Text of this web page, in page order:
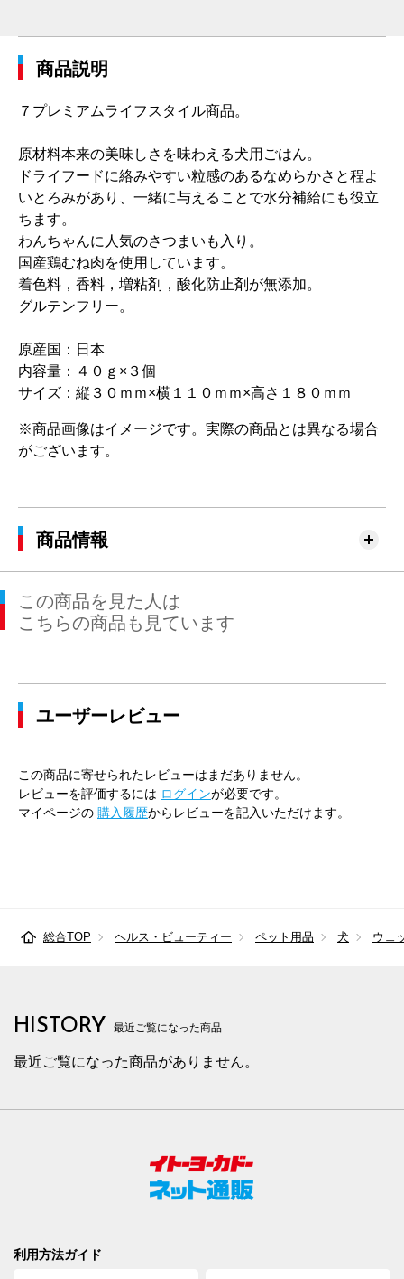
商品説明
７プレミアムライフスタイル商品。
原材料本来の美味しさを味わえる犬用ごはん。
ドライフードに絡みやすい粒感のあるなめらかさと程よ
いとろみがあり、一緒に与えることで水分補給にも役立
ちます。
わんちゃんに人気のさつまいも入り。
国産鶏むね肉を使用しています。
着色料，香料，増粘剤，酸化防止剤が無添加。
グルテンフリー。
原産国：日本
内容量：４０ｇ×３個
サイズ：縦３０ｍｍ×横１１０ｍｍ×高さ１８０ｍｍ
※商品画像はイメージです。実際の商品とは異なる場合
がございます。
商品情報
この商品を見た人は
こちらの商品も見ています
ユーザーレビュー
この商品に寄せられたレビューはまだありません。
レビューを評価するには ログインが必要です。
マイページの 購入履歴からレビューを記入いただけます。
総合TOP ヘルス・ビューティー ペット用品 犬 ウェ
HISTORY 最近ご覧になった商品
最近ご覧になった商品がありません。
利用方法ガイド